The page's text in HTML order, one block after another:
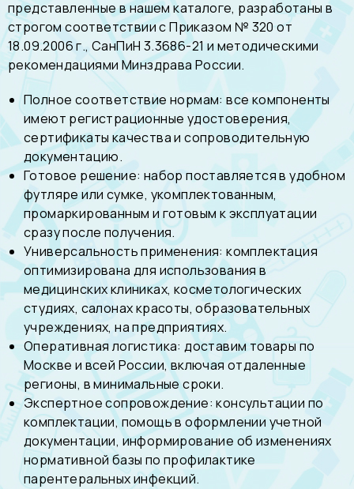
представленные в нашем каталоге, разработаны в
строгом соответствии с Приказом № 320 от
18.09.2006 г., СанПиН 3.3686-21 и методическими
рекомендациями Минздрава России.
Полное соответствие нормам: все компоненты
имеют регистрационные удостоверения,
сертификаты качества и сопроводительную
документацию.
Готовое решение: набор поставляется в удобном
футляре или сумке, укомплектованным,
промаркированным и готовым к эксплуатации
сразу после получения.
Универсальность применения: комплектация
оптимизирована для использования в
медицинских клиниках, косметологических
студиях, салонах красоты, образовательных
учреждениях, на предприятиях.
Оперативная логистика: доставим товары по
Москве и всей России, включая отдаленные
регионы, в минимальные сроки.
Экспертное сопровождение: консультации по
комплектации, помощь в оформлении учетной
документации, информирование об изменениях
нормативной базы по профилактике
парентеральных инфекций.